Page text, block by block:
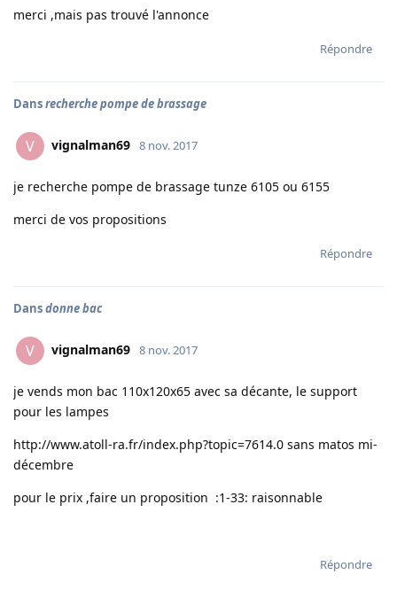
merci ,mais pas trouvé l'annonce
Répondre
Dansrecherche pompe de brassage
V vignalman69 8 nov. 2017
je recherche pompe de brassage tunze 6105 ou 6155
merci de vos propositions
Répondre
Dansdonne bac
V vignalman69 8 nov. 2017
je vends mon bac 110x120x65 avec sa décante, le support
pour les lampes
http://www.atoll-ra.fr/index.php?topic=7614.0 sans matos mi-
décembre
pour le prix ,faire un proposition :1-33: raisonnable
Répondre